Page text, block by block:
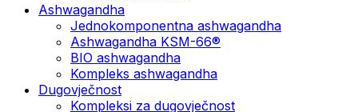
Ashwagandha
Jednokomponentna ashwagandha
Ashwagandha KSM-66®
BIO ashwagandha
Kompleks ashwagandha
Dugovječnost
Kompleksi za dugovječnost